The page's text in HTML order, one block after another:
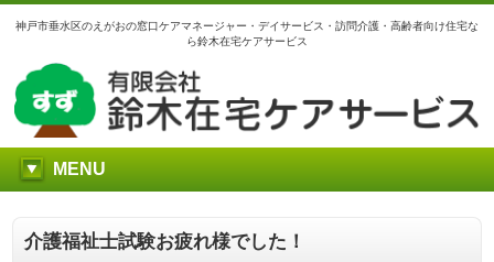
神戸市垂水区のえがおの窓口ケアマネージャー・デイサービス・訪問介護・高齢者向け住宅な
ら鈴木在宅ケアサービス
MENU
介護福祉士試験お疲れ様でした！